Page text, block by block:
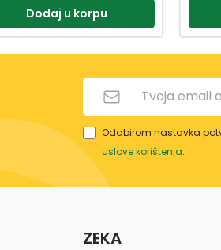
Dodaj u korpu
Odabirom nastavka
uslove korištenja.
ZEKA